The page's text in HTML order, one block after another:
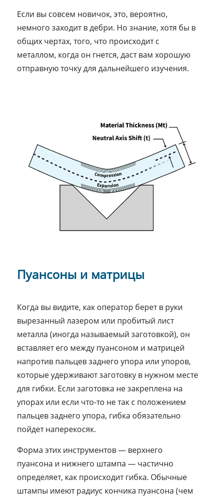
Если вы совсем новичок, это, вероятно,
немного заходит в дебри. Но знание, хотя бы в
общих чертах, того, что происходит с
металлом, когда он гнется, даст вам хорошую
отправную точку для дальнейшего изучения.
Пуансоны и матрицы
Когда вы видите, как оператор берет в руки
вырезанный лазером или пробитый лист
металла (иногда называемый заготовкой), он
вставляет его между пуансоном и матрицей
напротив пальцев заднего упора или упоров,
которые удерживают заготовку в нужном месте
для гибки. Если заготовка не закреплена на
упорах или если что-то не так с положением
пальцев заднего упора, гибка обязательно
пойдет наперекосяк.
Форма этих инструментов — верхнего
пуансона и нижнего штампа — частично
определяет, как происходит гибка. Обычные
штампы имеют радиус кончика пуансона (чем